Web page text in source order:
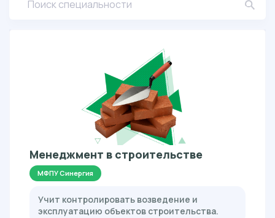
Менеджмент в строительстве
МФПУ Синергия
Учит контролировать возведение и
эксплуатацию объектов строительства.